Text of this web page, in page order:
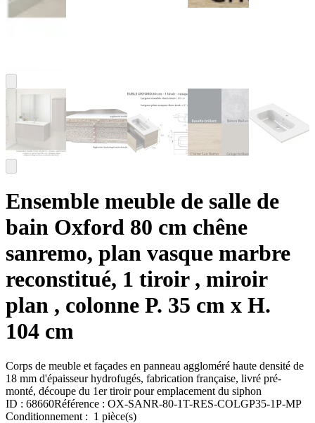
Ensemble meuble de salle de
bain Oxford 80 cm chêne
sanremo, plan vasque marbre
reconstitué, 1 tiroir , miroir
plan , colonne P. 35 cm x H.
104 cm
Corps de meuble et façades en panneau aggloméré haute densité de
18 mm d'épaisseur hydrofugés, fabrication française, livré pré-
monté, découpe du 1er tiroir pour emplacement du siphon
ID : 68660Référence : OX-SANR-80-1T-RES-COLGP35-1P-MP
Conditionnement : 1 pièce(s)